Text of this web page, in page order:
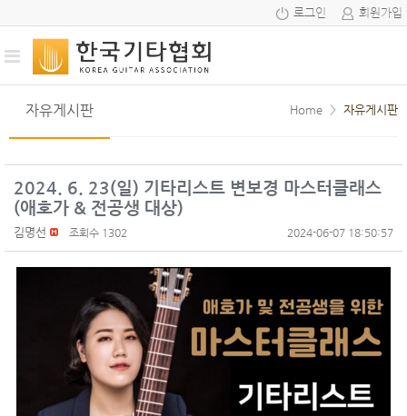
로그인 회원가입
자유게시판 Home > 자유게시판
2024. 6. 23(일) 기타리스트 변보경 마스터클래스
(애호가 & 전공생 대상)
김명선 조회수 1302 2024-06-07 18:50:57